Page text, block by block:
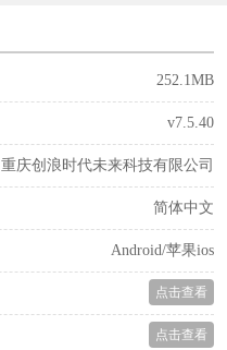
252.1MB
v7.5.40
重庆创浪时代未来科技有限公司
简体中文
Android/苹果ios
点击查看
点击查看